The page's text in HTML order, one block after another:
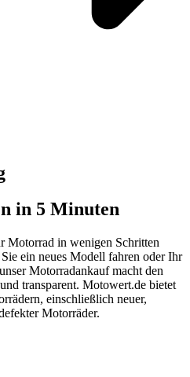
in 5 Minuten
Motorrad in wenigen Schritten
ein neues Modell fahren oder Ihr
Motorradankauf macht den
transparent. Motowert.de bietet
einschließlich neuer,
Motorräder.